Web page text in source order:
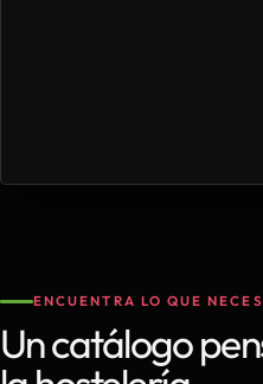
ENCUENTRA LO QUE
Un catálogo